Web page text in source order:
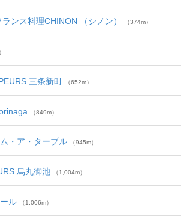
ンス料理CHINON （シノン） （374m）
三条新町 （652m）
（849m）
・ア・ターブル （945m）
烏丸御池 （1,004m）
ル （1,006m）